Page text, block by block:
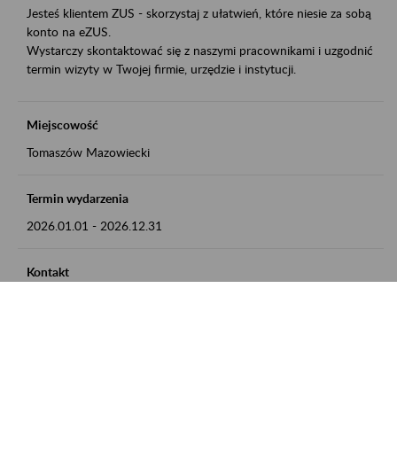
Jesteś klientem ZUS - skorzystaj z ułatwień, które niesie za sobą
konto na eZUS.
Wystarczy skontaktować się z naszymi pracownikami i uzgodnić
termin wizyty w Twojej firmie, urzędzie i instytucji.
Miejscowość
Tomaszów Mazowiecki
Termin wydarzenia
2026.01.01 - 2026.12.31
Kontakt